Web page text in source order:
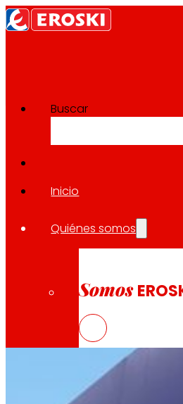
Buscar
Inicio
Quiénes somos
Somos
Así somos
Sala de prensa
Volver a todas las noticias
01.08.2023
EROSKI